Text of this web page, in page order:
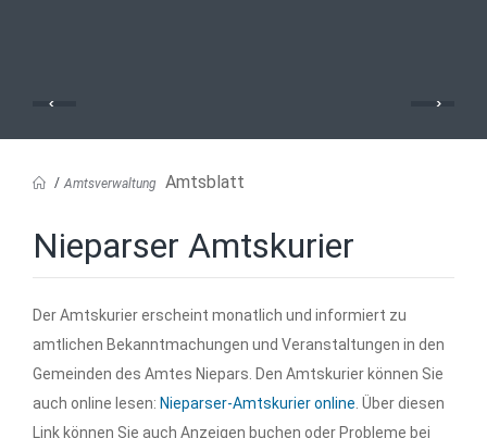
Amtsverwaltung Amtsblatt
Nieparser Amtskurier
Der Amtskurier erscheint monatlich und informiert zu
amtlichen Bekanntmachungen und Veranstaltungen in den
Gemeinden des Amtes Niepars. Den Amtskurier können Sie
auch online lesen: Nieparser-Amtskurier online . Über diesen
Link können Sie auch Anzeigen buchen oder Probleme bei